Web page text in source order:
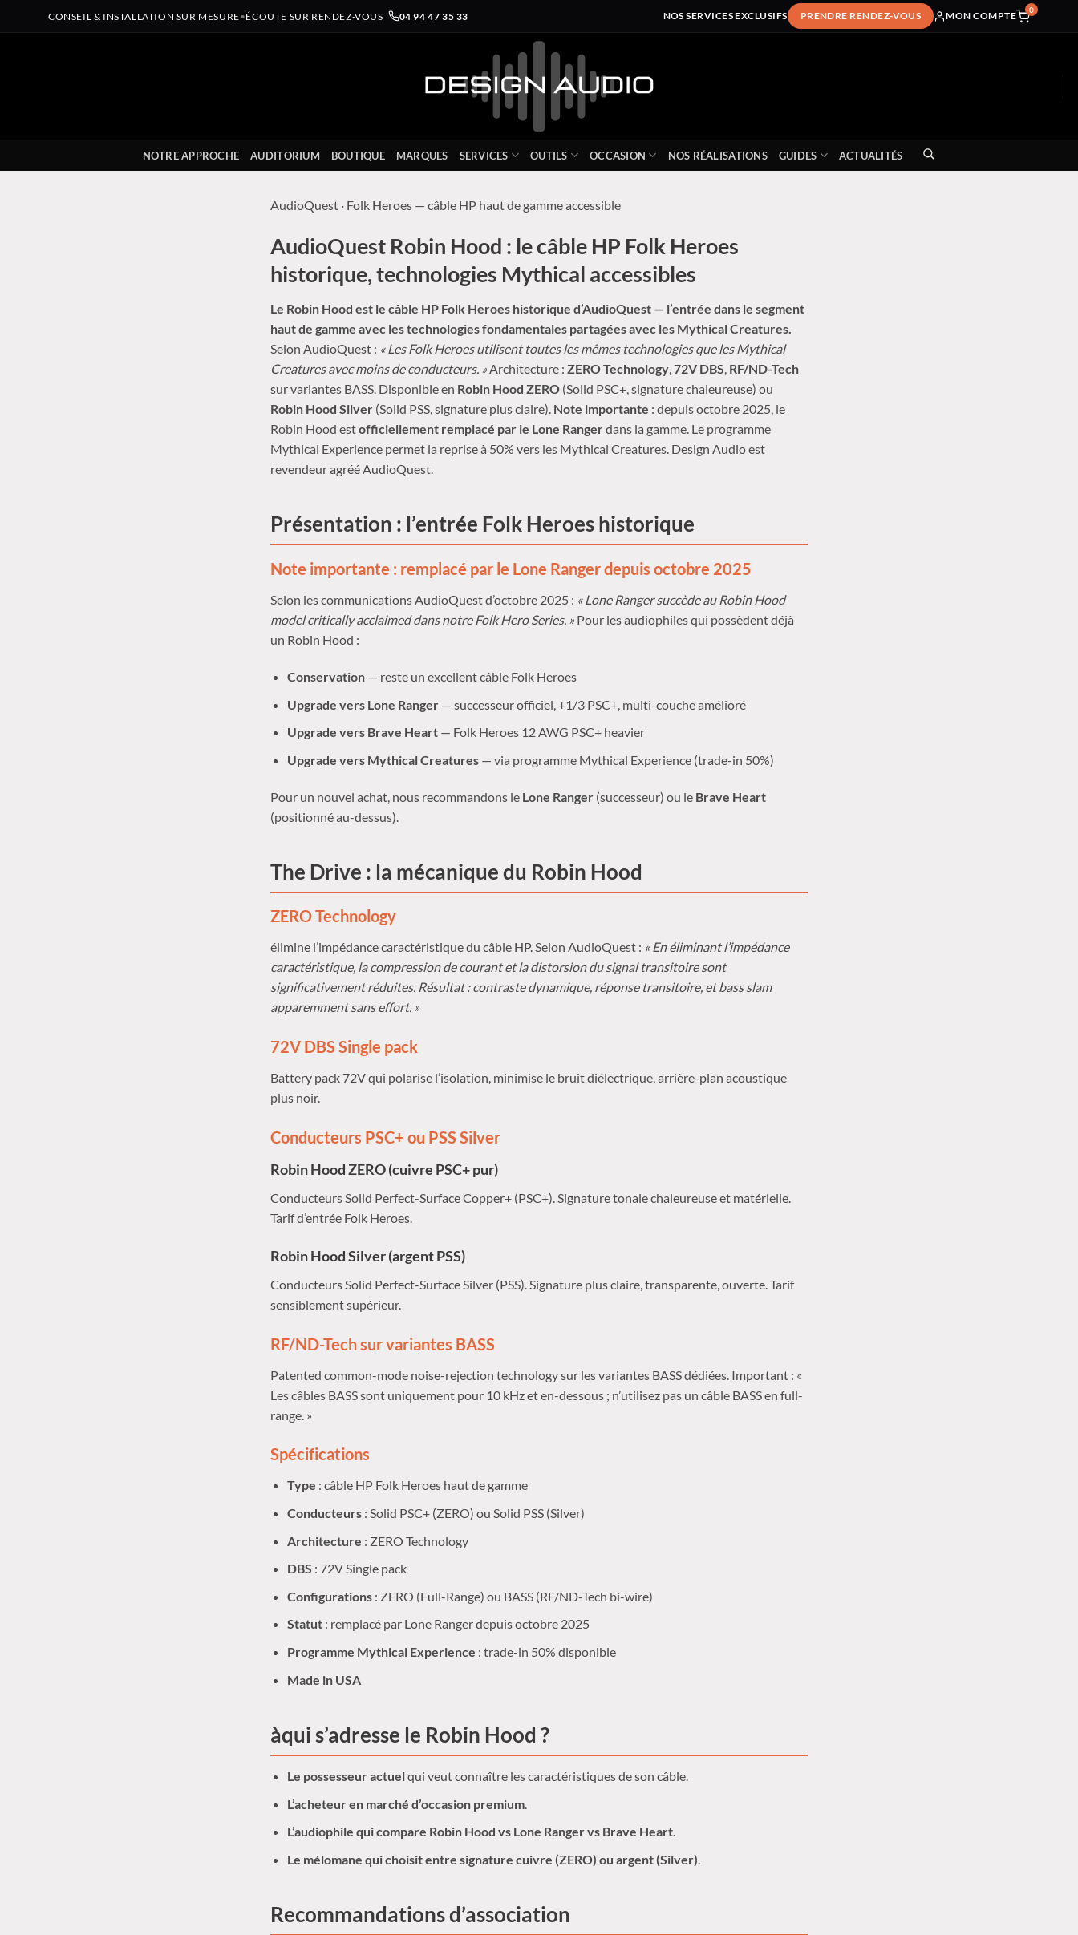
CONSEIL & INSTALLATION SUR MESURE•ÉCOUTE SUR RENDEZ-VOUS 04 94 47 35 33 NOS SERVICES EXCLUSIFS PRENDRE RENDEZ-VOUS MON COMPTE
0
NOTRE APPROCHE AUDITORIUM BOUTIQUE MARQUES SERVICES OUTILS OCCASION NOS RÉALISATIONS GUIDES ACTUALITÉS
AudioQuest · Folk Heroes — câble HP haut de gamme accessible
AudioQuest Robin Hood : le câble HP Folk Heroes
historique, technologies Mythical accessibles
Le Robin Hood est le câble HP Folk Heroes historique d’AudioQuest — l’entrée dans le segment
haut de gamme avec les technologies fondamentales partagées avec les Mythical Creatures.
Selon AudioQuest : « Les Folk Heroes utilisent toutes les mêmes technologies que les Mythical
Creatures avec moins de conducteurs. »Architecture : ZERO Technology,72V DBS, RF/ND-Tech
sur variantes BASS. Disponible en Robin Hood ZERO (Solid PSC+, signature chaleureuse) ou
Robin Hood Silver (Solid PSS, signature plus claire). Note importante : depuis octobre 2025, le
Robin Hood estofficiellement remplacé par le Lone Rangerdans la gamme. Le programme
Mythical Experience permet la reprise à 50% vers les Mythical Creatures. Design Audio est
revendeur agréé AudioQuest.
Présentation : l’entrée Folk Heroes historique
Note importante : remplacé par le Lone Ranger depuis octobre 2025
Selon les communications AudioQuest d’octobre 2025 : « Lone Ranger succède au Robin Hood
model critically acclaimed dans notre Folk Hero Series. »Pour les audiophiles qui possèdent déjà
un Robin Hood :
Conservation— reste un excellent câble Folk Heroes
Upgrade vers Lone Ranger— successeur officiel, +1/3 PSC+, multi-couche amélioré
Upgrade vers Brave Heart— Folk Heroes 12 AWG PSC+ heavier
Upgrade vers Mythical Creatures— via programme Mythical Experience (trade-in 50%)
Pour un nouvel achat, nous recommandons le Lone Ranger (successeur) ou le Brave Heart
(positionné au-dessus).
The Drive : la mécanique du Robin Hood
ZERO Technology
élimine l’impédance caractéristique du câble HP. Selon AudioQuest : « En éliminant l’impédance
caractéristique, la compression de courant et la distorsion du signal transitoire sont
significativement réduites. Résultat : contraste dynamique, réponse transitoire, et bass slam
apparemment sans effort. »
72V DBS Single pack
Battery pack 72V qui polarise l’isolation, minimise le bruit diélectrique, arrière-plan acoustique
plus noir.
Conducteurs PSC+ ou PSS Silver
Robin Hood ZERO (cuivre PSC+ pur)
Conducteurs Solid Perfect-Surface Copper+ (PSC+). Signature tonale chaleureuse et matérielle.
Tarif d’entrée Folk Heroes.
Robin Hood Silver (argent PSS)
Conducteurs Solid Perfect-Surface Silver (PSS). Signature plus claire, transparente, ouverte. Tarif
sensiblement supérieur.
RF/ND-Tech sur variantes BASS
Patented common-mode noise-rejection technology sur les variantes BASS dédiées. Important : «
Les câbles BASS sont uniquement pour 10 kHz et en-dessous ; n’utilisez pas un câble BASS en full-
range. »
Spécifications
Type : câble HP Folk Heroes haut de gamme
Conducteurs: Solid PSC+ (ZERO) ou Solid PSS (Silver)
Architecture : ZERO Technology
DBS : 72V Single pack
Configurations: ZERO (Full-Range) ou BASS (RF/ND-Tech bi-wire)
Statut: remplacé par Lone Ranger depuis octobre 2025
Programme Mythical Experience : trade-in 50% disponible
Made in USA
àqui s’adresse le Robin Hood ?
Le possesseur actuelqui veut connaître les caractéristiques de son câble.
L’acheteur en marché d’occasion premium.
L’audiophile qui compare Robin Hood vs Lone Ranger vs Brave Heart.
Le mélomane qui choisit entre signature cuivre (ZERO) ou argent (Silver).
Recommandations d’association